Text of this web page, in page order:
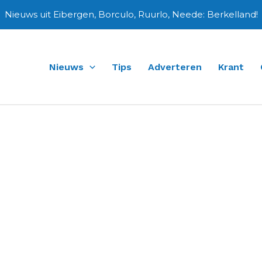
Nieuws uit Eibergen, Borculo, Ruurlo, Neede: Berkelland!
Nieuws Tips Adverteren Krant